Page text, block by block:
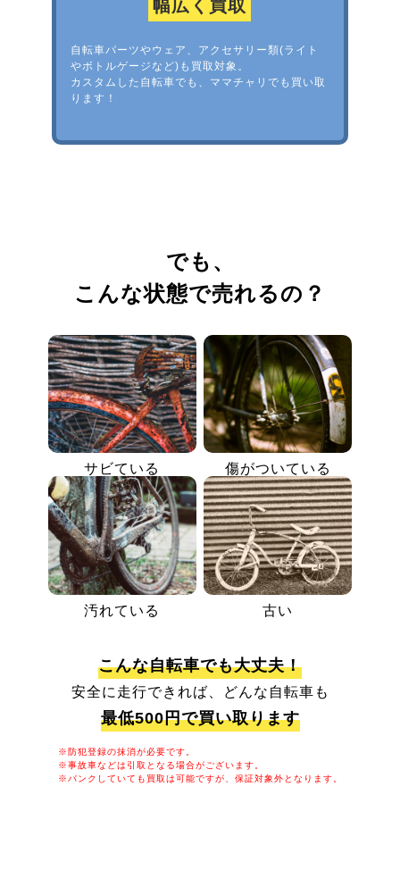
幅広く買取
自転車パーツやウェア、アクセサリー類(ライト
やボトルゲージなど)も買取対象。
カスタムした自転車でも、ママチャリでも買い取
ります！
でも、
こんな状態で売れるの？
サビている 傷がついている
汚れている 古い
こんな自転車でも大丈夫！
安全に走行できれば、どんな自転車も
最低500円で買い取ります
※防犯登録の抹消が必要です。
※事故車などは引取となる場合がございます。
※パンクしていても買取は可能ですが、保証対象外となります。